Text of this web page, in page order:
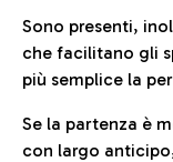
Sono presenti,
che facilitano gli
più semplice la
Se la partenza è
con largo